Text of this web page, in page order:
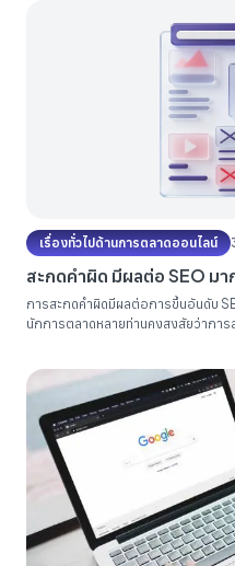
เรื่องทั่วไปด้านการตลาดออนไลน์
สะกดคำผิด มีผลต่อ SEO มา
การสะกดคำผิดมีผลต่อการขึ้นอันดับ
นักการตลาดหลายท่านคงสงสัยว่ากา
Relevant Audience จะขอมาตอบคำถ